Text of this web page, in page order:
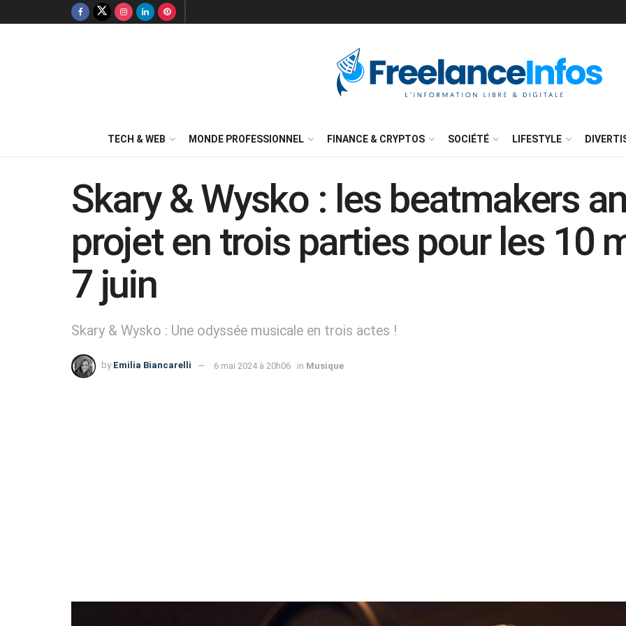
TECH & WEB MONDE PROFESSIONNEL FINANCE & CRYPTOS SOCIÉTÉ LIFESTYLE
Skary & Wysko : les beatmakers
projet en trois parties pour les 10
7 juin
Skary & Wysko : Une odyssée musicale en trois actes !
by Emilia Biancarelli 6 mai 2024 à 20h06 in Musique